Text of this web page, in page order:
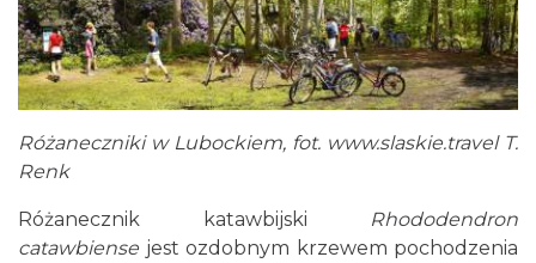
Różaneczniki w Lubockiem, fot. www.slaskie.travelT.
Renk
Różanecznik katawbijski
Rhododendron
catawbiense jest ozdobnym krzewem pochodzenia